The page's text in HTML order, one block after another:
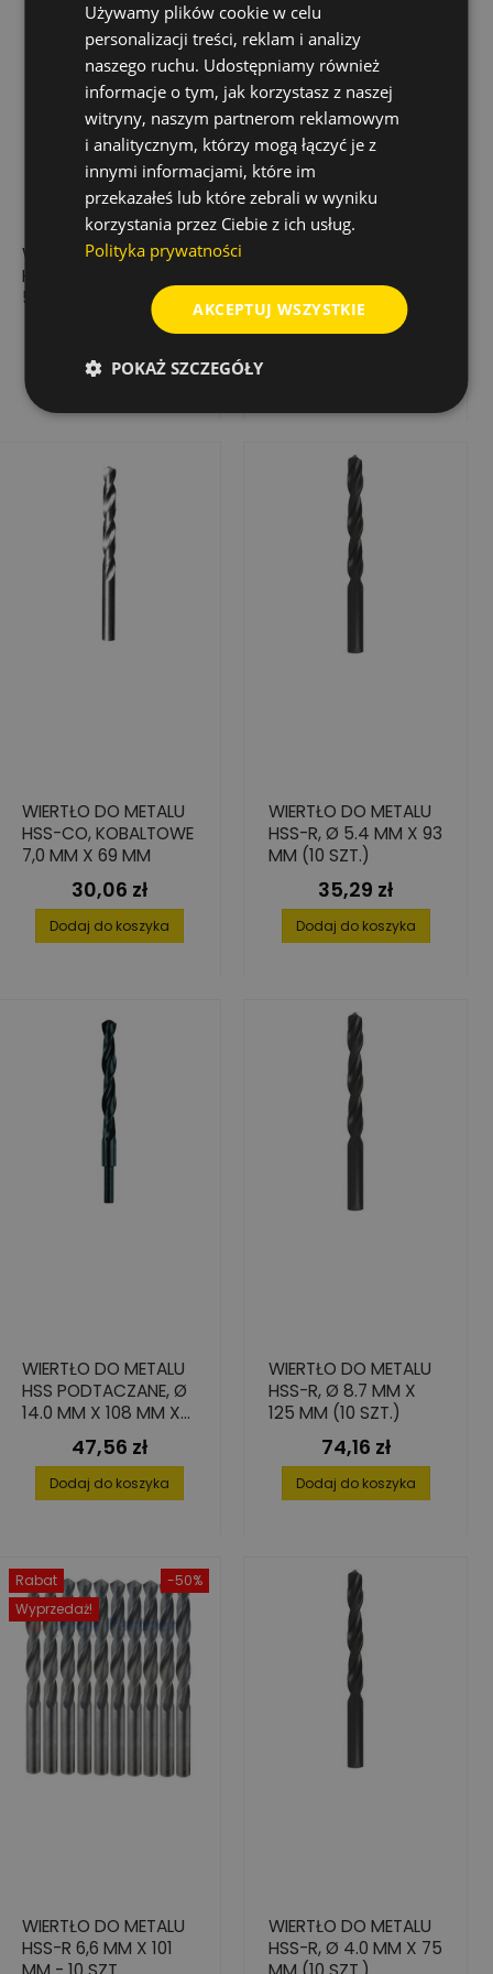
WIERTŁO DO METALU
HSS-R, WALCOWANE,
5,1 MM (10 SZT.)
Dodaj do koszyka
Cena
24,90 zł
WIERTŁO DO METALU
HSS-CO, KOBALTOWE
7,0 MM X 69 MM
Cena
30,06 zł
Dodaj do koszyka
WIERTŁO DO METALU
HSS-R, Ø 5.4 MM X 93
MM (10 SZT.)
Cena
35,29 zł
Dodaj do koszyka
WIERTŁO DO METALU
HSS PODTACZANE, Ø
14.0 MM X 108 MM X
160 MM (1 SZT.)
Cena
47,56 zł
Dodaj do koszyka
WIERTŁO DO METALU
HSS-R, Ø 8.7 MM X
125 MM (10 SZT.)
Cena
74,16 zł
Dodaj do koszyka
-50%
Rabat
Wyprzedaż!
WIERTŁO DO METALU
HSS-R 6,6 MM X 101
WIERTŁO DO METALU
HSS-R, Ø 4.0 MM X 75
Używamy plików cookie w celu
personalizacji treści, reklam i analizy
naszego ruchu. Udostępniamy również
informacje o tym, jak korzystasz z naszej
witryny, naszym partnerom reklamowym
i analitycznym, którzy mogą łączyć je z
innymi informacjami, które im
przekazałeś lub które zebrali w wyniku
korzystania przez Ciebie z ich usług.
Polityka prywatności
AKCEPTUJ WSZYSTKIE
POKAŻ SZCZEGÓŁY